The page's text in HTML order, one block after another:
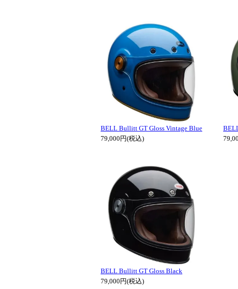
BELL Bullitt GT Gloss Vintage Blue
79,000円(税込)
BELL Bullitt GT Gloss Black
79,000円(税込)